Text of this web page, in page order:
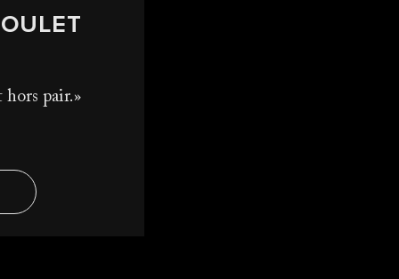
hors pair.